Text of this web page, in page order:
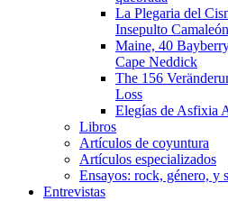
La Plegaria del
Insepulto Camaleón
Maine, 40
Cape Neddick
The 156
Loss
Elegías de Asfixia
Libros
Artículos de coyuntura
Artículos especializados
Ensayos: rock, género, y
Entrevistas